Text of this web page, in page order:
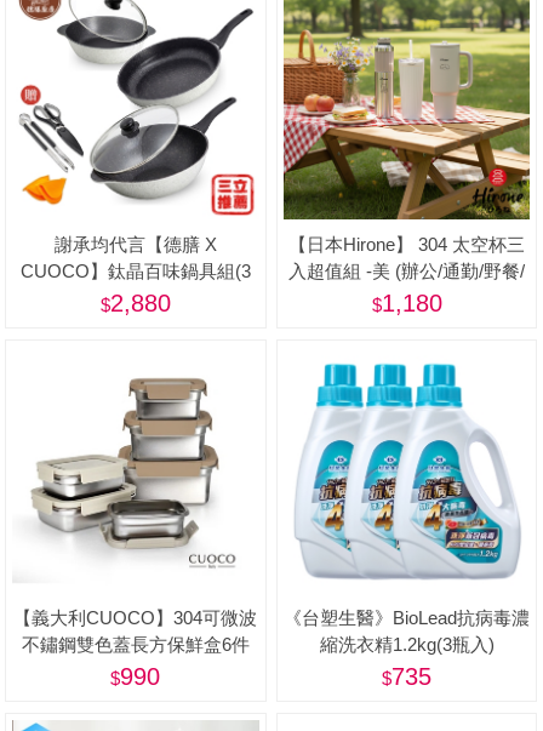
謝承均代言【德膳 X
CUOCO】鈦晶百味鍋具組(3
鍋2蓋 5件組)
2,880
【日本Hirone】 304 太空杯三
入超值組 -美 (辦公/通勤/野餐/
居家/旅遊/登山/露營)
1,180
【義大利CUOCO】304可微波
不鏽鋼雙色蓋長方保鮮盒6件
組-美
990
《台塑生醫》BioLead抗病毒濃
縮洗衣精1.2kg(3瓶入)
735